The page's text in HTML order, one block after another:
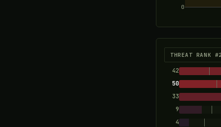
0
THREAT RANK
42
50
33
9
4